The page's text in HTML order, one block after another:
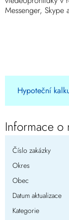
Messenger, Skype
Hypoteční
Informace o
Číslo zakázky
Okres
Obec
Datum aktualizace
Kategorie